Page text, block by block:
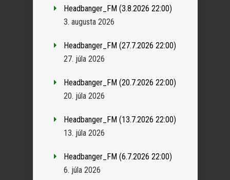
Headbanger_FM (3.8.2026 22:00)
3. augusta 2026
Headbanger_FM (27.7.2026 22:00)
27. júla 2026
Headbanger_FM (20.7.2026 22:00)
20. júla 2026
Headbanger_FM (13.7.2026 22:00)
13. júla 2026
Headbanger_FM (6.7.2026 22:00)
6. júla 2026